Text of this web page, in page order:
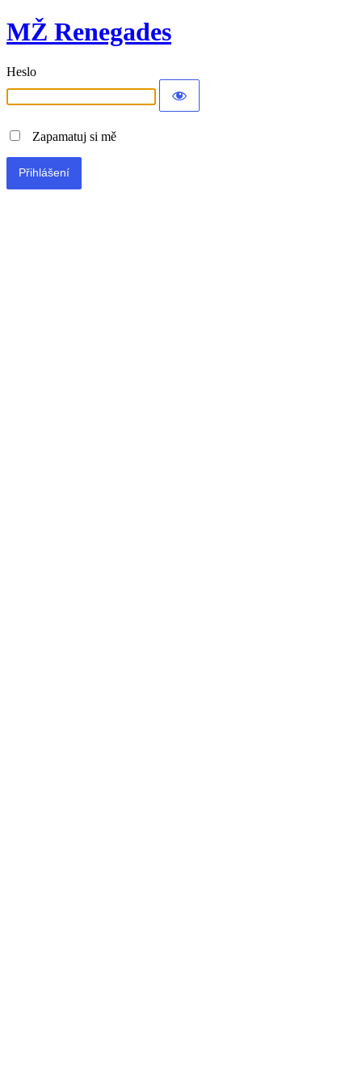
MŽ Renegades
Heslo
Zapamatuj si mě